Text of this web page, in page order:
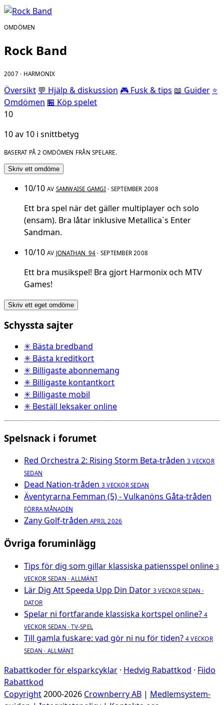
OMDÖMEN
Rock Band
2007 · HARMONIX
Översikt 💬 Hjälp & diskussion 🎮 Fusk & tips 📖 Guider ⭐
Omdömen 🏪 Köp spelet
10
10 av 10 i snittbetyg
BASERAT PÅ 2 OMDÖMEN FRÅN SPELARE.
Skriv ett omdöme
10/10 AV SAMWAISE GAMGI· SEPTEMBER 2008
Ett bra spel när det gäller multiplayer och solo
(ensam). Bra låtar inklusive Metallica`s Enter
Sandman.
10/10 AV JONATHAN_94 · SEPTEMBER 2008
Ett bra musikspel! Bra gjort Harmonix och MTV
Games!
Skriv ett eget omdöme
Schyssta sajter
✳ Bästa bredband
✳ Bästa kreditkort
✳ Billigaste abonnemang
✳ Billigaste kontantkort
✳ Billigaste mobil
✳ Beställ leksaker online
Spelsnack i forumet
Red Orchestra 2: Rising Storm Beta-tråden 3 VECKOR
SEDAN
Dead Nation-tråden 3 VECKOR SEDAN
Äventyrarna Femman (5) - Vulkanöns Gåta-tråden
FÖRRA MÅNADEN
Zany Golf-tråden APRIL 2026
Övriga foruminlägg
Tips för dig som gillar klassiska patiensspel online 3
VECKOR SEDAN · ALLMÄNT
Lär Dig Att Speeda Upp Din Dator 3 VECKOR SEDAN ·
DATOR
Spelar ni fortfarande klassiska kortspel online? 4
VECKOR SEDAN · TV-SPEL
Till gamla fuskare: vad gör ni nu för tiden? 4 VECKOR
SEDAN · ALLMÄNT
Rabattkoder för elsparkcyklar · Hedvig Rabattkod · Fiido
Rabattkod
Copyright2000-2026 Crownberry AB | Medlemsystem-